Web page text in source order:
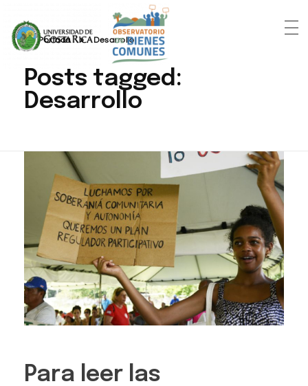
Portada » Desarrollo
Posts tagged:
Desarrollo
Para leer las